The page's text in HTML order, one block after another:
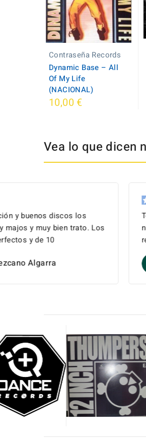
Contraseña Records
Dynamic Base ‎– All
Of My Life
(NACIONAL)
10,00 €
Vea lo que dicen
Los
Todo lo que un dj
nuevos y antiguos y
responsable Dj Rai